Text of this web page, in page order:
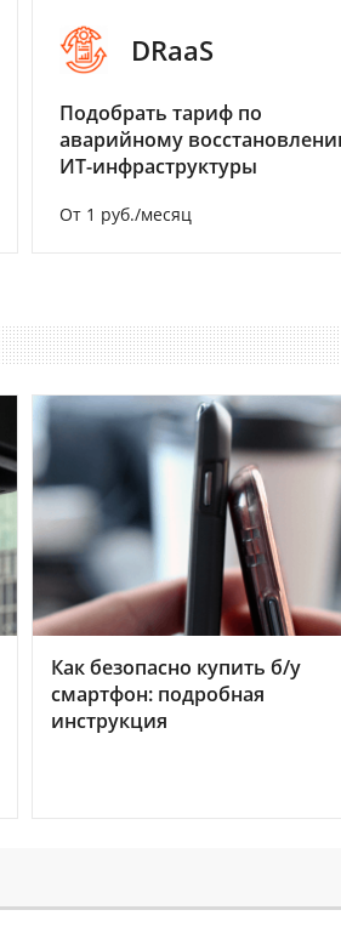
DRaaS
Подобрать тариф по
аварийному
ИТ-инфраструктуры
От 1 руб./месяц
Как безопасно купить б/у
смартфон: подробная
инструкция